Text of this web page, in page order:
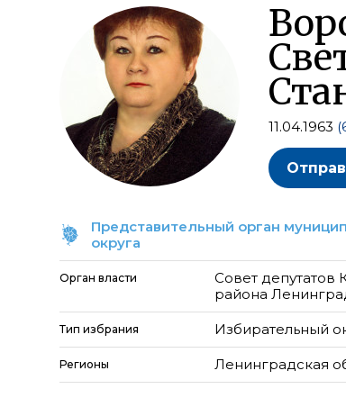
11.04.1963
Представительный орган
округа
Орган власти
Совет депутатов
района
Тип избрания Избирательный
Регионы Ленинградская